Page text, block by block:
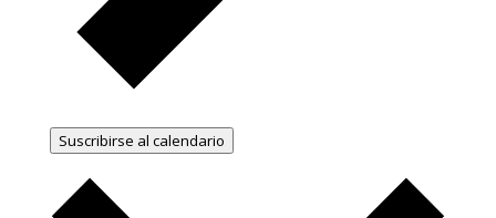
Suscribirse al calendario